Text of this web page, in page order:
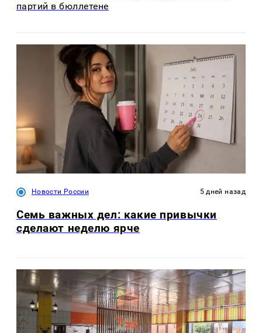
партий в бюллетене
Новости России 5 дней назад
Семь важных дел: какие привычки
сделают неделю ярче